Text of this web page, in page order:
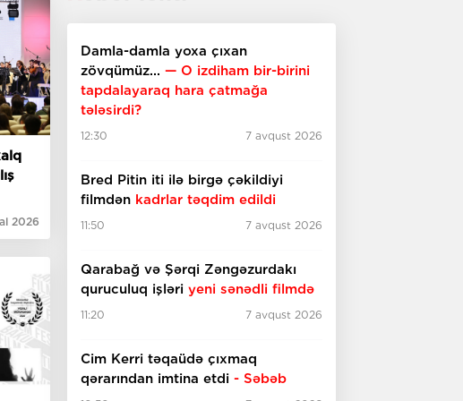
2026
Damla-damla yoxa çıxan
zövqümüz... — O izdiham bir-birini
tapdalayaraq hara çatmağa
tələsirdi?
12:30 7 avqust 2026
Bred Pitin iti ilə birgə çəkildiyi
filmdən kadrlar təqdim edildi
11:50 7 avqust 2026
Qarabağ və Şərqi Zəngəzurdakı
quruculuq işləri
yeni sənədli filmdə
11:20 7 avqust 2026
Cim Kerri təqaüdə çıxmaq
qərarından imtina etdi - Səbəb